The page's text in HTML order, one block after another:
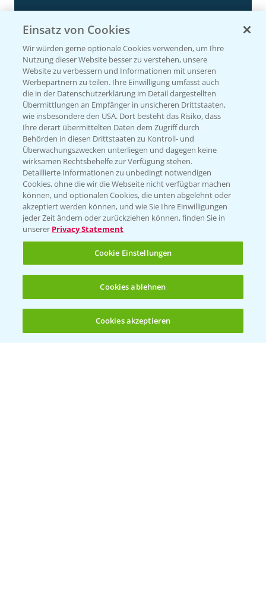
3:45
Rundgang über die Raps DEMOS
24.03.2025
Raps Stoppelanalyse
(noch 4)
Einsatz von Cookies
Wir würden gerne optionale Cookies verwenden, um Ihre
Nutzung dieser Website besser zu verstehen, unsere
Website zu verbessern und Informationen mit unseren
Werbepartnern zu teilen. Ihre Einwilligung umfasst auch
die in der Datenschutzerklärung im Detail dargestellten
Übermittlungen an Empfänger in unsicheren Drittstaaten,
wie insbesondere den USA. Dort besteht das Risiko, dass
Ihre derart übermittelten Daten dem Zugriff durch
Behörden in diesen Drittstaaten zu Kontroll- und
Überwachungszwecken unterliegen und dagegen keine
wirksamen Rechtsbehelfe zur Verfügung stehen.
Detaillierte Informationen zu unbedingt notwendigen
Cookies, ohne die wir die Webseite nicht verfügbar machen
können, und optionalen Cookies, die unten abgelehnt oder
akzeptiert werden können, und wie Sie Ihre Einwilligungen
jeder Zeit ändern oder zurückziehen können, finden Sie in
unserer Privacy Statement
Cookie Einstellungen
Cookies ablehnen
Cookies akzeptieren